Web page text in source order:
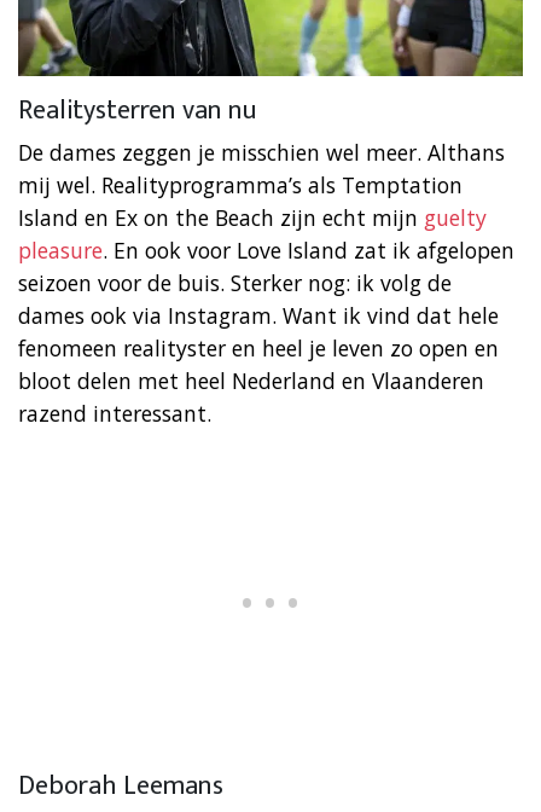
Realitysterren van nu
De dames zeggen je misschien wel meer. Althans
mij wel. Realityprogramma’s als Temptation
Island en Ex on the Beach zijn echt mijn guelty
pleasure. En ook voor Love Island zat ik afgelopen
seizoen voor de buis. Sterker nog: ik volg de
dames ook via Instagram. Want ik vind dat hele
fenomeen realityster en heel je leven zo open en
bloot delen met heel Nederland en Vlaanderen
razend interessant.
Deborah Leemans